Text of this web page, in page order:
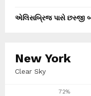
એલિસબ્રિજ પાસે છસ્જી
New York
Clear Sky
72%